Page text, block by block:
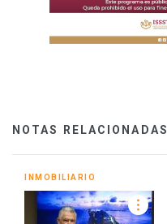
NOTAS RELACIONADAS
INMOBILIARIO